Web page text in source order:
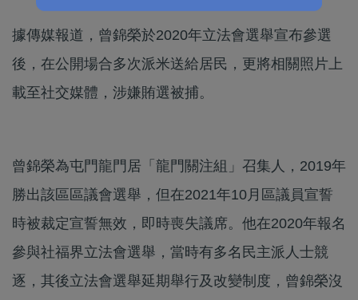
據傳媒報道，曾錦榮於2020年立法會選舉宣布參選
後，在公開場合多次派米送給居民，更將相關照片上
載至社交媒體，涉嫌賄選被捕。
曾錦榮為屯門龍門居「龍門關注組」召集人，2019年
勝出該區區議會選舉，但在2021年10月區議員宣誓
時被裁定宣誓無效，即時喪失議席。他在2020年報名
參與社福界立法會選舉，當時有多名民主派人士競
逐，其後立法會選舉延期舉行及改變制度，曾錦榮沒